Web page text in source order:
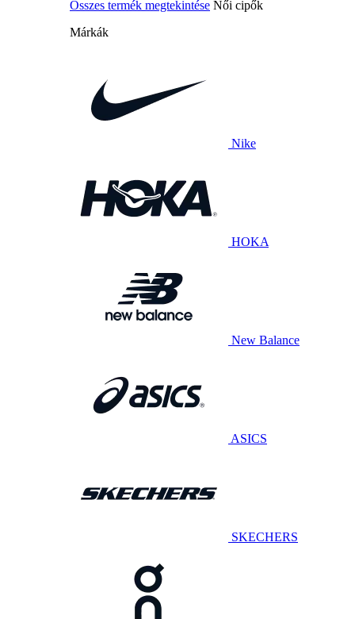
Összes termék megtekintése Női cipők
Márkák
Nike
HOKA
New Balance
ASICS
SKECHERS